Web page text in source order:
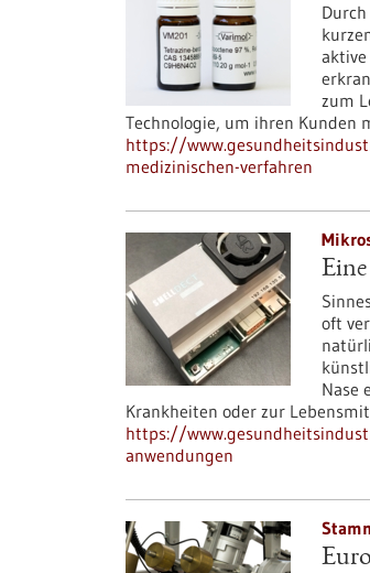
zum
Technologie, um ihren Kunden
https://
medizinischen-verfahren
oft
Nase
Krankheiten oder zur
https://
anwendungen